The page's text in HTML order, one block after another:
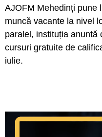
AJOFM Mehedinți pune
muncă vacante la nivel
paralel, instituția anunță
cursuri gratuite de
iulie.